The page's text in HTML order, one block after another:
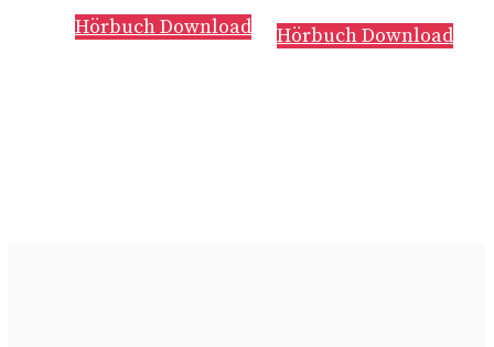
Hörbuch Download Hörbuch Download